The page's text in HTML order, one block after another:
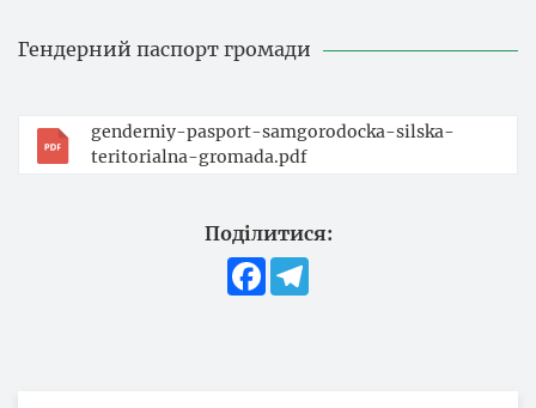
Гендерний паспорт громади
genderniy-pasport-samgorodocka-silska-
teritorialna-gromada.pdf
Поділитися:
Facebook